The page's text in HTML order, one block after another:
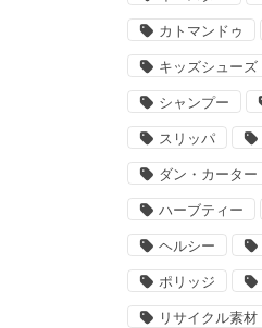
カトマンドゥ
キッズシューズ
シャンプー
スリッパ
ダン・カーター
ハーブティー
ヘルシー
ポリッジ
リサイクル素材